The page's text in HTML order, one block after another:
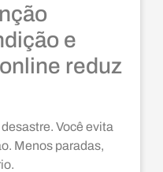
e
reduz
Você evita
Menos paradas,